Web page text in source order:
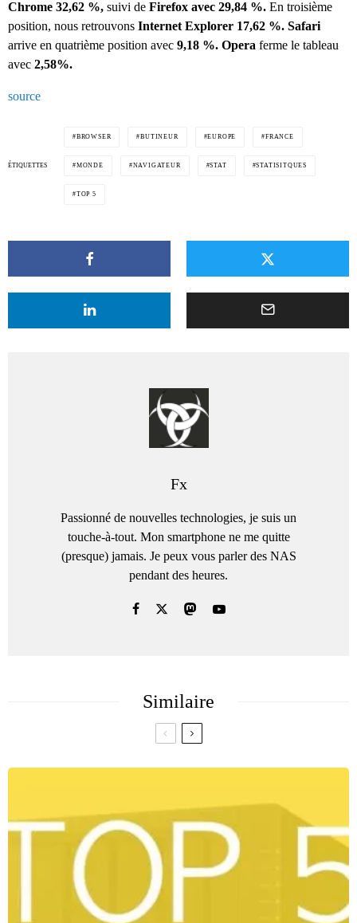
Chrome 32,62 %, suivi de Firefox avec 29,84 %. En troisième
position, nous retrouvons Internet Explorer 17,62 %. Safari
arrive en quatrième position avec 9,18 %. Opera ferme le tableau
avec 2,58%.
source
ÉTIQUETTES
BROWSER BUTINEUR EUROPE FRANCE
MONDE NAVIGATEUR STAT STATISITQUES
TOP 5
Fx
Passionné de nouvelles technologies, je suis un
touche-à-tout. Mon smartphone ne me quitte
(presque) jamais. Je peux vous parler des NAS
pendant des heures.
Similaire